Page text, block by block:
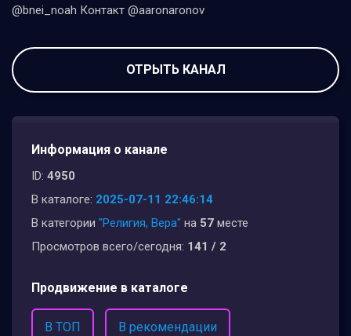
@bnei_noah Контакт @aaronaronov
ОТРЫТЬ КАНАЛ
Информация о канале
ID: 4950
В каталоге: 2025-07-11 22:46:14
В категории "Религия, Вера" на 57 месте
Просмотров всего/сегодня: 141 / 2
Продвижение в каталоге
В ТОП В рекомендации